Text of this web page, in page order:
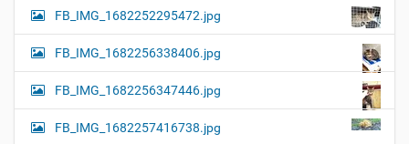
FB_IMG_1682252295472.jpg
FB_IMG_1682256338406.jpg
FB_IMG_1682256347446.jpg
FB_IMG_1682257416738.jpg